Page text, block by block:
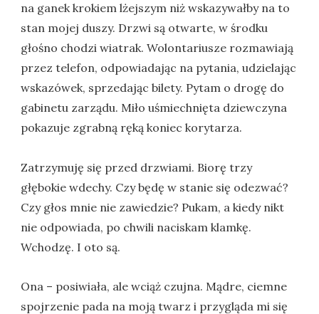
na ganek krokiem lżejszym niż wskazywałby na to
stan mojej duszy. Drzwi są otwarte, w środku
głośno chodzi wiatrak. Wolontariusze rozmawiają
przez telefon, odpowiadając na pytania, udzielając
wskazówek, sprzedając bilety. Pytam o drogę do
gabinetu zarządu. Miło uśmiechnięta dziewczyna
pokazuje zgrabną ręką koniec korytarza.
Zatrzymuję się przed drzwiami. Biorę trzy
głębokie wdechy. Czy będę w stanie się odezwać?
Czy głos mnie nie zawiedzie? Pukam, a kiedy nikt
nie odpowiada, po chwili naciskam klamkę.
Wchodzę. I oto są.
Ona – posiwiała, ale wciąż czujna. Mądre, ciemne
spojrzenie pada na moją twarz i przygląda mi się